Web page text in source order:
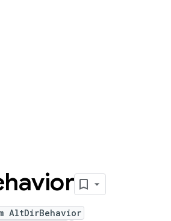
AltDirBehavior